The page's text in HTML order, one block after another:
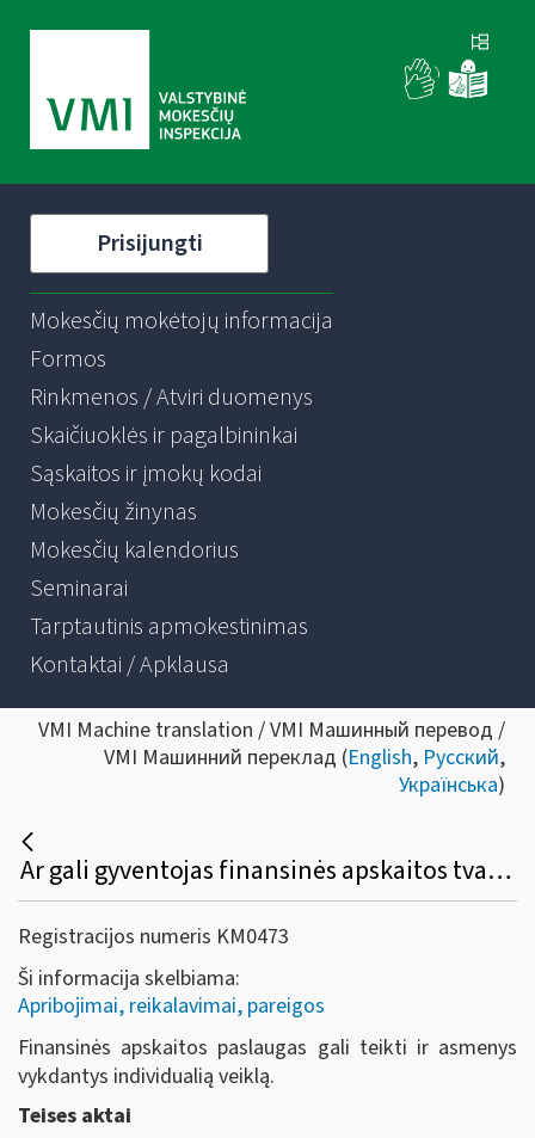
Prisijungti
Mokesčių mokėtojų informacija
Formos
Rinkmenos / Atviri duomenys
Skaičiuoklės ir pagalbininkai
Sąskaitos ir įmokų kodai
Mokesčių žinynas
Mokesčių kalendorius
Seminarai
Tarptautinis apmokestinimas
Kontaktai / Apklausa
VMI Machine translation / VMI Машинный перевод /
VMI Машинний переклад (English, Русский,
Українська)
Ar gali gyventojas finansinės apskaitos tvarkymo paslaugas registruoti kaip individualią veiklą?
Registracijos numeris KM0473
Ši informacija skelbiama:
Apribojimai, reikalavimai, pareigos
Finansinės apskaitos paslaugas gali teikti ir asmenys
vykdantys individualią veiklą.
Teises aktai